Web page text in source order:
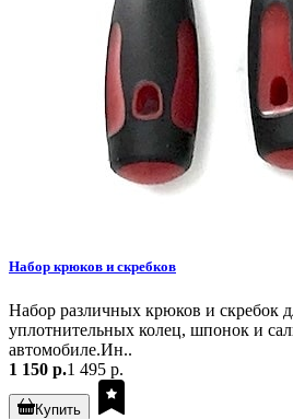
Набор крюков и скребков
Набор различных крюков и скребок
уплотнительных колец, шпонок и
автомобиле.Ин..
1 150 р.1 495 р.
Купить